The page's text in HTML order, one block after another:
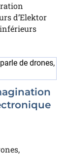
d’Elektor